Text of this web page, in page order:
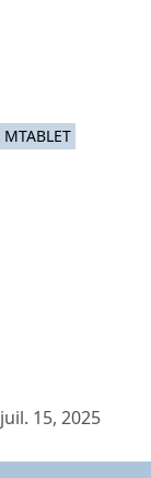
MTABLET
juil. 15, 2025